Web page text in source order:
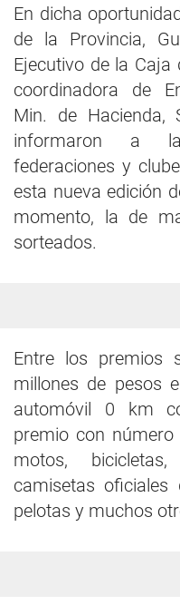
En dicha
de la Provincia,
Ejecutivo de la Caja
coordinadora de
Min. de Hacienda,
informaron a
federaciones y
esta nueva edición
momento, la de
sorteados.
Entre los premios
millones de pesos
automóvil 0 km
premio con
motos,
camisetas oficiales
pelotas y muchos